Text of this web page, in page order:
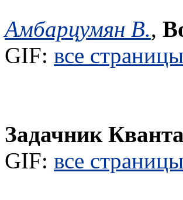
Амбарцумян В.,
GIF: все страницы
Задачник
GIF: все страницы